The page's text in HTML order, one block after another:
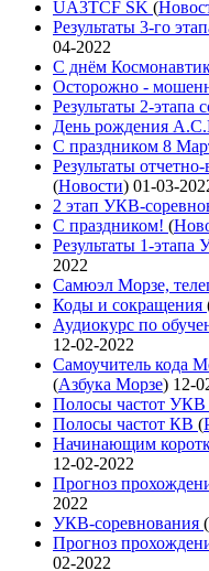
UA3TCF SK (
Результаты 3-го
04-2022
С днём
Осторожно -
Результаты 2-этапа
День рождения
С праздником 8
Результаты
(Новости) 01-03-
2 этап УКВ-
С праздником! (
Результаты 1-
2022
Самюэл Морзе,
Коды и сокращения
Аудиокурс по
12-02-2022
Самоучитель кода
(Азбука Морзе) 12-
Полосы частот УКВ
Полосы частот КВ (
Начинающим
12-02-2022
Прогноз
2022
УКВ-соревнования (
Прогноз
02-2022